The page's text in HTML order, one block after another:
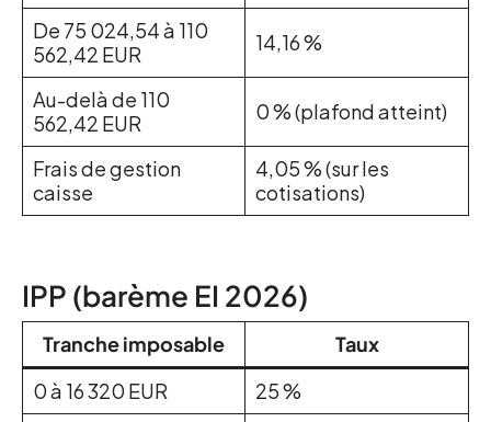
De 75 024,54 à 110
562,42 EUR
14,16 %
Au-delà de 110
562,42 EUR
0 % (plafond atteint)
Frais de gestion
caisse
4,05 % (sur les
cotisations)
IPP (barème EI 2026)
Tranche imposable
Taux
0 à 16 320 EUR
25 %